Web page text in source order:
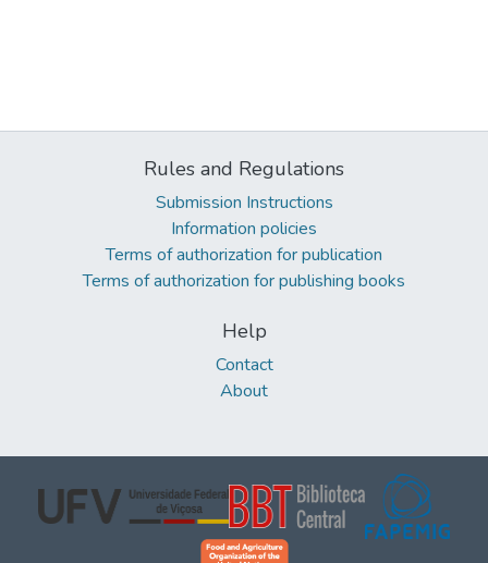
Rules and Regulations
Submission Instructions
Information policies
Terms of authorization for publication
Terms of authorization for publishing books
Help
Contact
About